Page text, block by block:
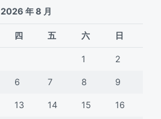
2026 年 8 月
四 五 六 日
1 2
6 7 8 9
13 14 15 16